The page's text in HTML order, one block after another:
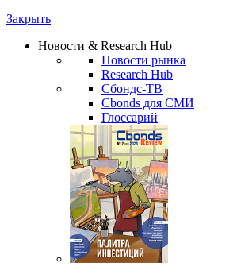
Закрыть
Новости & Research Hub
Новости рынка
Research Hub
Сбондс-ТВ
Cbonds для СМИ
Глоссарий